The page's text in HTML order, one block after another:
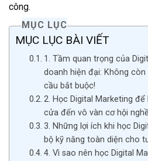
công.
MỤC LỤC
MỤC LỤC BÀI VIẾT
1. Tầm quan trọng của
doanh hiện đại: Không
cầu bắt buộc!
2. Học Digital Marketing
cửa đến vô vàn cơ hội
3. Những lợi ích khi học
bộ kỹ năng toàn diện cho
4. Vì sao nên học Digital